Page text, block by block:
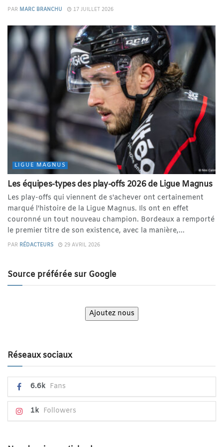
PAR MARC BRANCHU 17 JUILLET 2026
LIGUE MAGNUS
Les équipes-types des play-offs 2026 de Ligue Magnus
Les play-offs qui viennent de s'achever ont certainement
marqué l'histoire de la Ligue Magnus. Ils ont en effet
couronné un tout nouveau champion. Bordeaux a remporté
le premier titre de son existence, avec la manière,...
PAR RÉDACTEURS 29 AVRIL 2026
Source préférée sur Google
Ajoutez nous
Réseaux sociaux
6.6k Fans
1k Followers